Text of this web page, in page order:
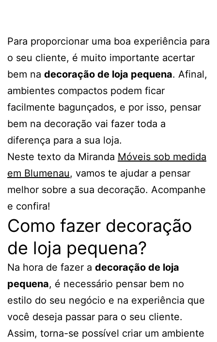
Para proporcionar uma boa experiência para
o seu cliente, é muito importante acertar
bem na decoração de loja pequena. Afinal,
ambientes compactos podem ficar
facilmente bagunçados, e por isso, pensar
bem na decoração vai fazer toda a
diferença para a sua loja.
Neste texto da Miranda Móveis sob medida
em Blumenau, vamos te ajudar a pensar
melhor sobre a sua decoração. Acompanhe
e confira!
Como fazer decoração
de loja pequena?
Na hora de fazer a decoração de loja
pequena, é necessário pensar bem no
estilo do seu negócio e na experiência que
você deseja passar para o seu cliente.
Assim, torna-se possível criar um ambiente